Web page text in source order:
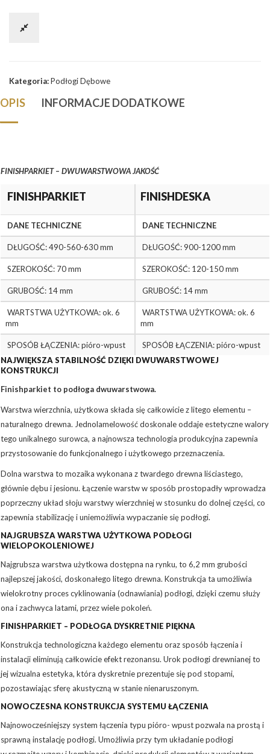
Kategoria:Podłogi Dębowe
OPIS INFORMACJE DODATKOWE
FINISHPARKIET – DWUWARSTWOWA JAKOŚĆ
FINISHPARKIET FINISHDESKA
DANE TECHNICZNE DANE TECHNICZNE
DŁUGOŚĆ: 490-560-630 mm DŁUGOŚĆ: 900-1200 mm
SZEROKOŚĆ: 70 mm SZEROKOŚĆ: 120-150 mm
GRUBOŚĆ: 14 mm GRUBOŚĆ: 14 mm
WARTSTWA UŻYTKOWA: ok. 6
mm
WARTSTWA UŻYTKOWA: ok. 6
mm
SPOSÓB ŁĄCZENIA: pióro-wpust
SPOSÓB ŁĄCZENIA: pióro-wpust
NAJWIĘKSZA STABILNOŚĆ DZIĘKI DWUWARSTWOWEJ
KONSTRUKCJI
Finishparkiet to podłoga dwuwarstwowa.
Warstwa wierzchnia, użytkowa składa się całkowicie z litego elementu –
naturalnego drewna. Jednolamelowość doskonale oddaje estetyczne walory
tego unikalnego surowca, a najnowsza technologia produkcyjna zapewnia
przystosowanie do funkcjonalnego i użytkowego przeznaczenia.
Dolna warstwa to mozaika wykonana z twardego drewna liściastego,
głównie dębu i jesionu. Łączenie warstw w sposób prostopadły wprowadza
poprzeczny układ słoju warstwy wierzchniej w stosunku do dolnej części, co
zapewnia stabilizację i uniemożliwia wypaczanie się podłogi.
NAJGRUBSZA WARSTWA UŻYTKOWA PODŁOGI
WIELOPOKOLENIOWEJ
Najgrubsza warstwa użytkowa dostępna na rynku, to 6,2 mm grubości
najlepszej jakości, doskonałego litego drewna. Konstrukcja ta umożliwia
wielokrotny proces cyklinowania (odnawiania) podłogi, dzięki czemu służy
ona i zachwyca latami, przez wiele pokoleń.
FINISHPARKIET – PODŁOGA DYSKRETNIE PIĘKNA
Konstrukcja technologiczna każdego elementu oraz sposób łączenia i
instalacji eliminują całkowicie efekt rezonansu. Urok podłogi drewnianej to
jej wizualna estetyka, która dyskretnie prezentuje się pod stopami,
pozostawiając sferę akustyczną w stanie nienaruszonym.
NOWOCZESNA KONSTRUKCJA SYSTEMU ŁĄCZENIA
Najnowocześniejszy system łączenia typu pióro- wpust pozwala na prostą i
sprawną instalację podłogi. Umożliwia przy tym układanie podłogi